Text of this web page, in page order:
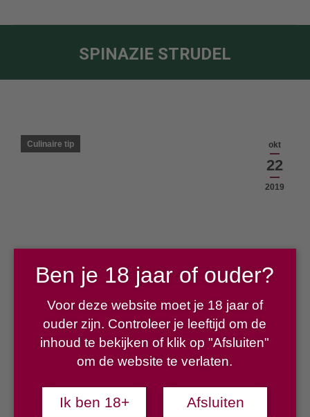
SPINAZIE STRUDEL
okt
22
2019
Culinaire tip
Ingrediënten:
Blader- of pizzadeeg
Teentje knoflook
Peper / zout
Ben je 18 jaar of ouder?
Voor deze website moet je 18 jaar of
ouder zijn. Controleer je leeftijd om de
inhoud te bekijken of klik op "Afsluiten"
om de website te verlaten.
Ik ben 18+ Afsluiten